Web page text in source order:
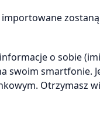
o sobie
smartfonie.
Otrzymasz